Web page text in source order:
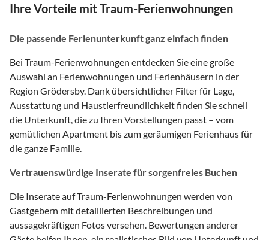
Ihre Vorteile mit Traum-Ferienwohnungen
Die passende Ferienunterkunft ganz einfach finden
Bei Traum-Ferienwohnungen entdecken Sie eine große
Auswahl an Ferienwohnungen und Ferienhäusern in der
Region Grödersby. Dank übersichtlicher Filter für Lage,
Ausstattung und Haustierfreundlichkeit finden Sie schnell
die Unterkunft, die zu Ihren Vorstellungen passt – vom
gemütlichen Apartment bis zum geräumigen Ferienhaus für
die ganze Familie.
Vertrauenswürdige Inserate für sorgenfreies Buchen
Die Inserate auf Traum-Ferienwohnungen werden von
Gastgebern mit detaillierten Beschreibungen und
aussagekräftigen Fotos versehen. Bewertungen anderer